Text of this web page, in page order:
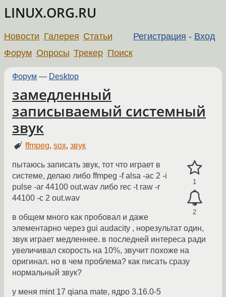
LINUX.ORG.RU
Регистрация - Вход
Новости Галерея Статьи
Форум Опросы Трекер Поиск
Форум — Desktop
замедленный
записываемый системный
звук
ffmpeg,sox,звук
1
2
пытаюсь записать звук, тот что играет в
системе, делаю либо ffmpeg -f alsa -ac 2 -i
pulse -ar 44100 out.wav либо rec -t raw -r
44100 -c 2 out.wav
в общем много как пробовал и даже
элементарно через gui audacity , норезультат один,
звук играет медленнее. в последней интереса ради
увеличивал скорость на 10%, звучит похоже на
оригинал. но в чем проблема? как писать сразу
нормальный звук?
у меня mint 17 qiana mate, ядро 3.16.0-5